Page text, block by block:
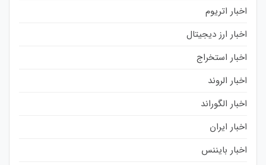
اخبار اتریوم
اخبار ارز دیجیتال
اخبار استخراج
اخبار الروند
اخبار الگوراند
اخبار ایران
اخبار بایننس